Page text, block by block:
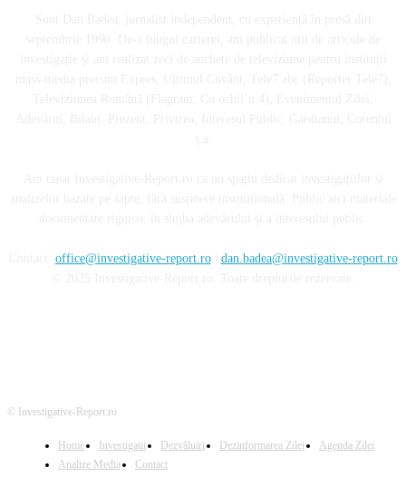
office@investigative-report.ro| dan.badea@investigative-report.ro
© Investigative-Report.ro
Home Investigatii Dezvăluiri Dezinformarea Zilei
Agenda Zilei
Analize Media
Contact